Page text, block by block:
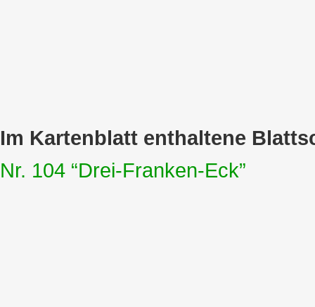
Im Kartenblatt enthaltene
Nr. 104 “Drei-Franken-Eck”